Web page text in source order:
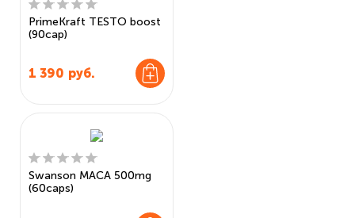
PrimeKraft TESTO boost
(90cap)
1 390 руб.
Swanson MACA 500mg
(60caps)